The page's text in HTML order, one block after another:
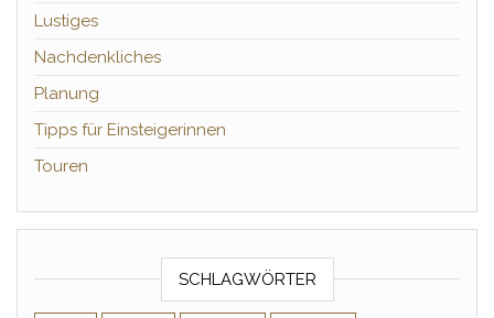
Lustiges
Nachdenkliches
Planung
Tipps für Einsteigerinnen
Touren
SCHLAGWÖRTER